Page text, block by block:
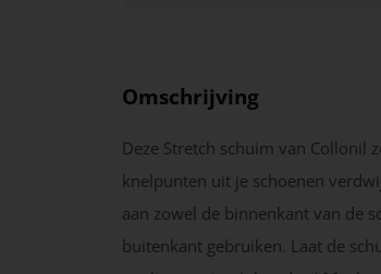
Omschrijving
Deze Stretch schuim van Collonil
knelpunten uit je schoenen
aan zowel de binnenkant van de
buitenkant gebruiken. Laat de